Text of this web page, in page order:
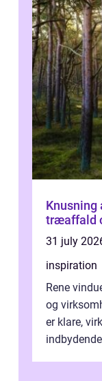
træaffald
31 july
inspiration
Rene
og
er klare,